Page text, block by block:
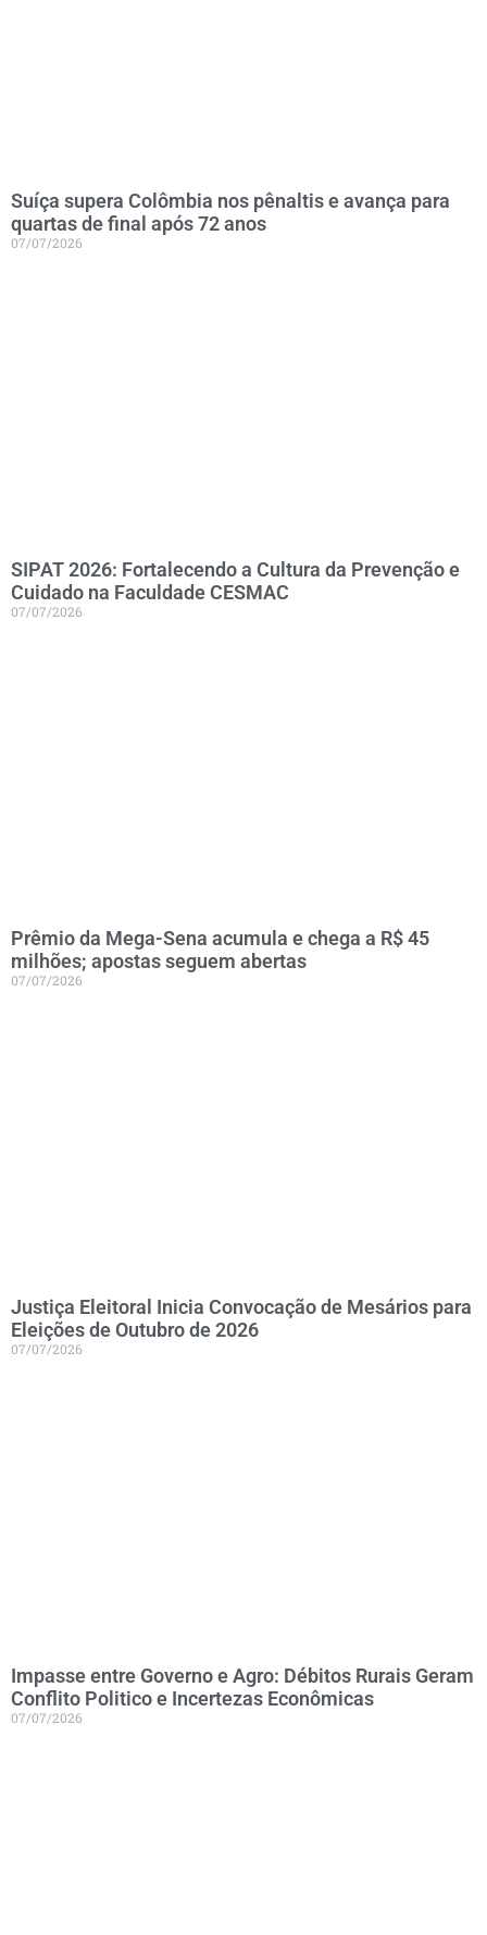
Suíça supera Colômbia nos pênaltis e avança para
quartas de final após 72 anos
07/07/2026
SIPAT 2026: Fortalecendo a Cultura da Prevenção e
Cuidado na Faculdade CESMAC
07/07/2026
Prêmio da Mega-Sena acumula e chega a R$ 45
milhões; apostas seguem abertas
07/07/2026
Justiça Eleitoral Inicia Convocação de Mesários para
Eleições de Outubro de 2026
07/07/2026
Impasse entre Governo e Agro: Débitos Rurais Geram
Conflito Politico e Incertezas Econômicas
07/07/2026